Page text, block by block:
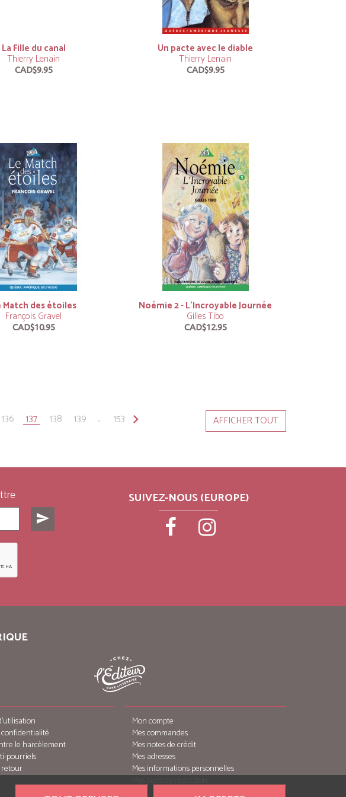
La Fille du canal
Thierry Lenain
CAD$9.95
Un pacte avec le diable
Thierry Lenain
CAD$9.95
Match des étoiles
François Gravel
CAD$10.95
Noémie 2 - L’Incroyable Journée
Gilles Tibo
CAD$12.95
136 137 138 139 ... 153 keyboard_arrow_right AFFICHER TOUT
send
SUIVEZ-NOUS (EUROPE)
le harcèlement
pourriels
retour
Mon compte
Mes commandes
Mes notes de crédit
Mes adresses
Mes informations personnelles